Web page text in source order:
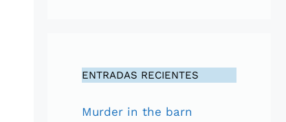
ENTRADAS RECIENTES
Murder in the barn